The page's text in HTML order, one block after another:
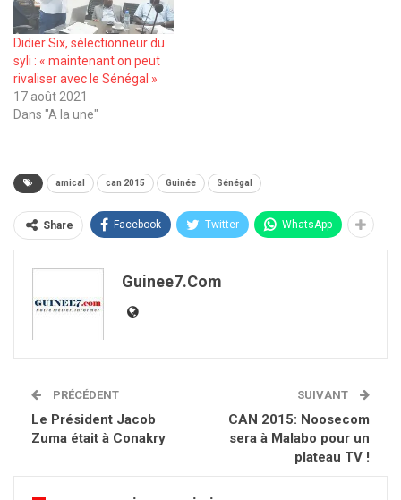
Didier Six, sélectionneur du
syli : « maintenant on peut
rivaliser avec le Sénégal »
17 août 2021
Dans "A la une"
amical can 2015 Guinée Sénégal
Share Facebook Twitter WhatsApp
Guinee7.com
PRÉCÉDENT
Le Président Jacob
Zuma était à Conakry
SUIVANT
CAN 2015: Noosecom
sera à Malabo pour un
plateau TV !